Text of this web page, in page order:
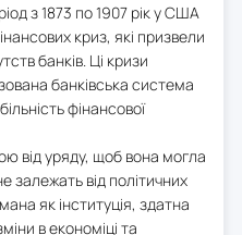
з 1873 по 1907 рік у США
криз, які призвели
банків. Ці кризи
банківська система
фінансової
від уряду, щоб вона могла
залежать від політичних
як інституція, здатна
в економіці та